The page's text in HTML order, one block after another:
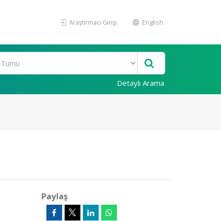
Araştırmacı Girişi English
Detaylı Arama
Paylaş